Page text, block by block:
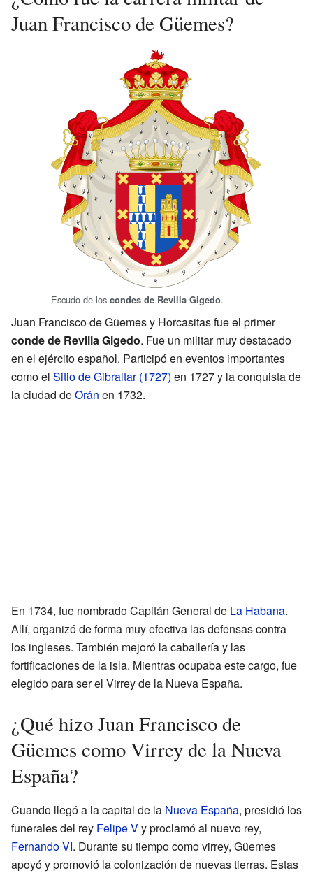
Juan Francisco de Güemes?
Escudo de los condes de Revilla Gigedo.
Juan Francisco de Güemes y Horcasitas fue el primer
conde de Revilla Gigedo. Fue un militar muy destacado
en el ejército español. Participó en eventos importantes
como el Sitio de Gibraltar (1727) en 1727 y la conquista de
la ciudad deOrán en 1732.
En 1734, fue nombrado Capitán General de La Habana.
Allí, organizó de forma muy efectiva las defensas contra
los ingleses. También mejoró la caballería y las
fortificaciones de la isla. Mientras ocupaba este cargo, fue
elegido para ser el Virrey de la Nueva España.
¿Qué hizo Juan Francisco de
Güemes como Virrey de la Nueva
España?
Cuando llegó a la capital de la Nueva España, presidió los
funerales del rey Felipe Vy proclamó al nuevo rey,
Fernando VI. Durante su tiempo como virrey, Güemes
apoyó y promovió la colonización de nuevas tierras. Estas